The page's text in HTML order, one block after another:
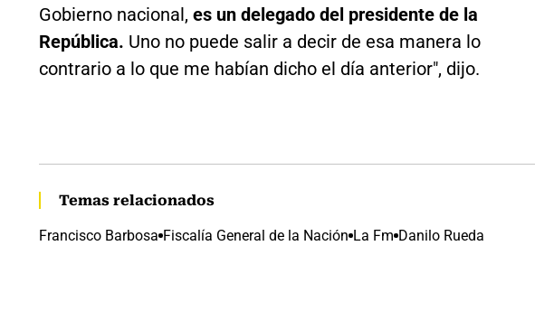
Gobierno nacional, es un delegado del presidente de la
República. Uno no puede salir a decir de esa manera lo
contrario a lo que me habían dicho el día anterior", dijo.
Temas relacionados
Francisco Barbosa Fiscalía General de la Nación La Fm Danilo Rueda